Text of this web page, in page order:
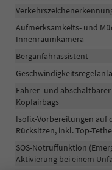
Aufmerksamkeits- und
Innenraumkamera
Berganfahrassistent
Fahrer- und
Kopfairbags
Isofix-Vorbereitungen auf
Rücksitzen, inkl. Top-
SOS-Notruffunktion
Aktivierung bei einem